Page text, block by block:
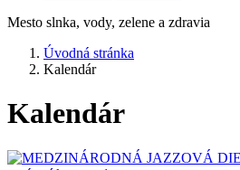
Mesto slnka, vody, zelene a zdravia
Úvodná stránka
Kalendár
Kalendár